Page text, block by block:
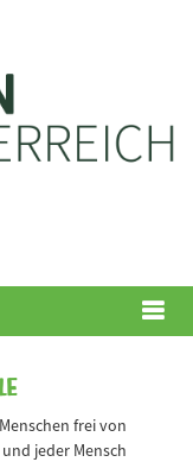
frei von
jeder Mensch